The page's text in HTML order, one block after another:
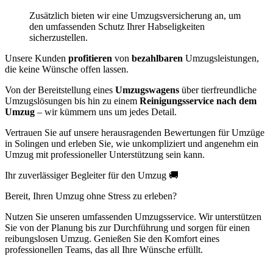
Zusätzlich bieten wir eine Umzugsversicherung an, um
den umfassenden Schutz Ihrer Habseligkeiten
sicherzustellen.
Unsere Kunden profitieren von bezahlbaren Umzugsleistungen,
die keine Wünsche offen lassen.
Von der Bereitstellung eines Umzugswagens über tierfreundliche
Umzugslösungen bis hin zu einem Reinigungsservice nach dem
Umzug – wir kümmern uns um jedes Detail.
Vertrauen Sie auf unsere herausragenden Bewertungen für Umzüge
in Solingen und erleben Sie, wie unkompliziert und angenehm ein
Umzug mit professioneller Unterstützung sein kann.
Ihr zuverlässiger Begleiter für den Umzug 🚚
Bereit, Ihren Umzug ohne Stress zu erleben?
Nutzen Sie unseren umfassenden Umzugsservice. Wir unterstützen
Sie von der Planung bis zur Durchführung und sorgen für einen
reibungslosen Umzug. Genießen Sie den Komfort eines
professionellen Teams, das all Ihre Wünsche erfüllt.